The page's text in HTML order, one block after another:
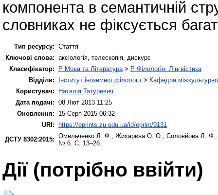
компонента в семантичній
словниках не фіксується
Тип ресурсу: Стаття
Ключові слова: аксіологія, телескопія, дискурс
Класифікатор:
P Мова та Література > P Філологія. Лінгвістика
Відділи:
Інститут іноземної філології > Кафедра
Користувач:
Наталія Татуревич
Дата подачі: 08 Лют 2013 11:25
Оновлення:
15 Серп 2015 06:32
URI: https://eprints.zu.edu.ua/id/eprint/9131
ДСТУ 8302:2015: Омельченко Л. Ф. Жихарєва О. О. Соловйова Л. Ф.
№ 6. С. 13–26.
Дії ​​(потрібно ввійти)